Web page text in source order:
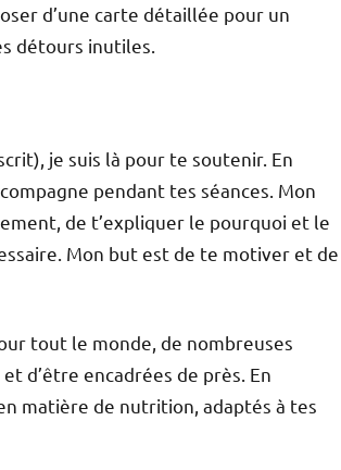
d’une carte détaillée pour un
détours inutiles.
je suis là pour te soutenir. En
pendant tes séances. Mon
de t’expliquer le pourquoi et le
Mon but est de te motiver et de
tout le monde, de nombreuses
d’être encadrées de près. En
matière de nutrition, adaptés à tes